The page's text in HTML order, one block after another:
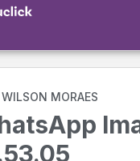
WILSON MORAES